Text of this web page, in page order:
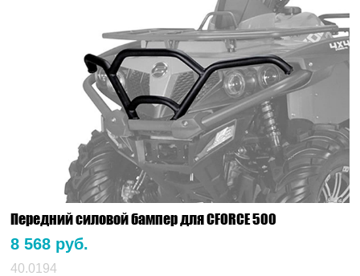
Передний силовой бампер для CFORCE 500
8 568 руб.
40.0194